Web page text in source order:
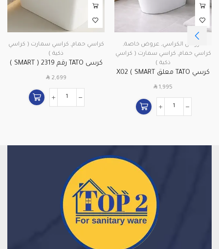
عروض الكراسي, عروض خاصة,
كراسي حمام, كراسي سمارت ( كراسي
ذكية )
كرسي TATO معلق X02 ( SMART
SAR 1,995
كراسي حمام, كراسي سمارت ( كراسي
ذكية )
كرسى TATO رقم 2319 ( SMART )
SAR2,699